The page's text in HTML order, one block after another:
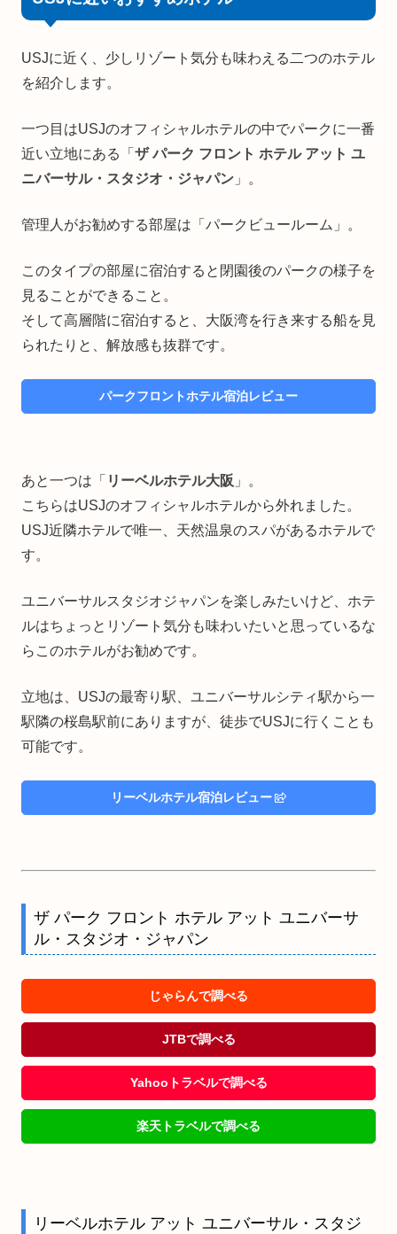
USJに近く、少しリゾート気分も味わえる二つのホテル
を紹介します。
一つ目はUSJのオフィシャルホテルの中でパークに一番
近い立地にある「 ザ パーク フロント ホテル アット ユ
ニバーサル・スタジオ・ジャパン 」。
管理人がお勧めする部屋は「パークビュールーム」。
このタイプの部屋に宿泊すると閉園後のパークの様子を
見ることができること。
そして高層階に宿泊すると、大阪湾を行き来する船を見
られたりと、解放感も抜群です。
パークフロントホテル宿泊レビュー
あと一つは「 リーベルホテル大阪 」。
こちらはUSJのオフィシャルホテルから外れました。
USJ近隣ホテルで唯一、天然温泉のスパがあるホテルで
す。
ユニバーサルスタジオジャパンを楽しみたいけど、ホテ
ルはちょっとリゾート気分も味わいたいと思っているな
らこのホテルがお勧めです。
立地は、USJの最寄り駅、ユニバーサルシティ駅から一
駅隣の桜島駅前にありますが、徒歩でUSJに行くことも
可能です。
リーベルホテル宿泊レビュー
ザ パーク フロント ホテル アット ユニバーサ
ル・スタジオ・ジャパン
じゃらんで調べる
JTBで調べる
Yahooトラベルで調べる
楽天トラベルで調べる
リーベルホテル アット ユニバーサル・スタジ